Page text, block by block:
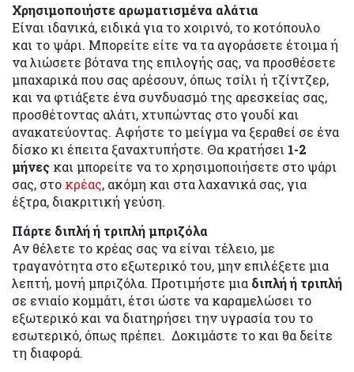
Χρησιμοποιήστε αρωματισμένα αλάτια
Είναι ιδανικά, ειδικά για το χοιρινό, το κοτόπουλο
και το ψάρι. Μπορείτε είτε να τα αγοράσετε έτοιμα ή
να λιώσετε βότανα της επιλογής σας, να προσθέσετε
μπαχαρικά που σας αρέσουν, όπως τσίλι ή τζίντζερ,
και να φτιάξετε ένα συνδυασμό της αρεσκείας σας,
προσθέτοντας αλάτι, χτυπώντας στο γουδί και
ανακατεύοντας. Αφήστε το μείγμα να ξεραθεί σε ένα
δίσκο κι έπειτα ξαναχτυπήστε. Θα κρατήσει 1-2
μήνες και μπορείτε να το χρησιμοποιήσετε στο ψάρι
σας, στο κρέας, ακόμη και στα λαχανικά σας, για
έξτρα, διακριτική γεύση.
Πάρτε διπλή ή τριπλή μπριζόλα
Αν θέλετε το κρέας σας να είναι τέλειο, με
τραγανότητα στο εξωτερικό του, μην επιλέξετε μια
λεπτή, μονή μπριζόλα. Προτιμήστε μια διπλή ή τριπλή
σε ενιαίο κομμάτι, έτσι ώστε να καραμελώσει το
εξωτερικό και να διατηρήσει την υγρασία του το
εσωτερικό, όπως πρέπει. Δοκιμάστε το και θα δείτε
τη διαφορά.